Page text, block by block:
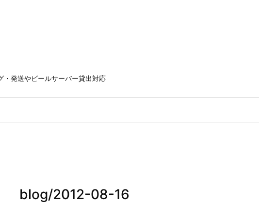
・発送やビールサーバー貸出対応
blog/2012-08-16